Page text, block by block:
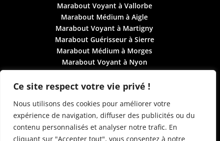
Ce site respect votre vie privé !
Nous utilisons des cookies pour améliorer votre
expérience de navigation, diffuser des publicités ou du
contenu personnalisés et analyser notre trafic. En
cliquant sur "Accepter tout", vous consentez à notre
Marabout Voyant à Vallorbe
Marabout Médium à Aigle
Marabout Voyant à Martigny
Marabout Guérisseur à Sierre
Marabout Médium à Morges
Marabout Voyant à Nyon
Marabout Voyant à Vevey
Marabout Médium à Monthey
Marabout Médium à Lancy
Marabout Voyant à Vernier
Prendre un rendez-vous de voyance en Suisse